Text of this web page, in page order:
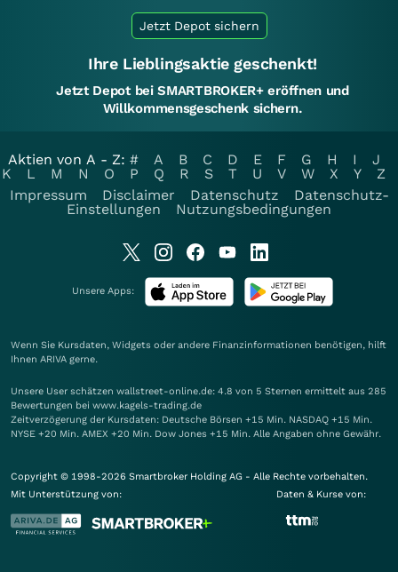
Jetzt Depot sichern
Ihre Lieblingsaktie geschenkt!
Jetzt Depot bei SMARTBROKER+ eröffnen und
Willkommensgeschenk sichern.
Aktien von A - Z: # A B C D E F G H I
J
K
L M N O P Q R S T U V W X Y
Z
Impressum
Disclaimer Datenschutz
Datenschutz-
Einstellungen
Nutzungsbedingungen
Unsere Apps:
Wenn Sie Kursdaten, Widgets oder andere Finanzinformationen benötigen, hilft
Ihnen ARIVA gerne.
Unsere User schätzen wallstreet-online.de: 4.8 von 5 Sternen ermittelt aus 285
Bewertungen bei www.kagels-trading.de
Zeitverzögerung der Kursdaten: Deutsche Börsen +15 Min. NASDAQ +15 Min.
NYSE +20 Min. AMEX +20 Min. Dow Jones +15 Min. Alle Angaben ohne Gewähr.
Copyright © 1998-2026 Smartbroker Holding AG - Alle Rechte vorbehalten.
Mit Unterstützung von:
Daten & Kurse von: